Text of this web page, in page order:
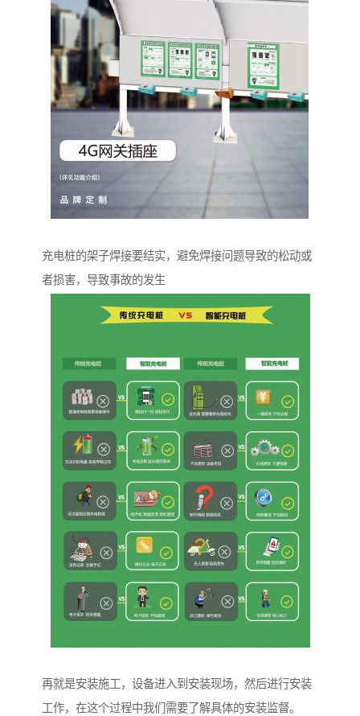
充电桩的架子焊接要结实，避免焊接问题导致的松动或
者损害，导致事故的发生
再就是安装施工，设备进入到安装现场，然后进行安装
工作，在这个过程中我们需要了解具体的安装监督。